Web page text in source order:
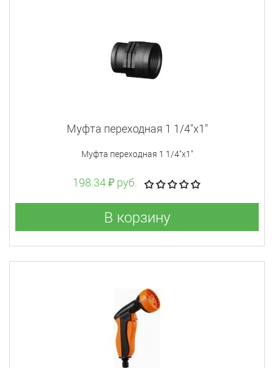
Муфта переходная 1 1/4"x1"
Муфта переходная 1 1/4"x1"
198.34 ₽ руб.
В корзину